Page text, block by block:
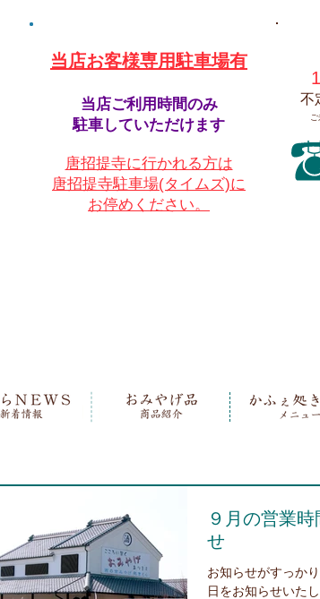
​当店お客様専用駐車場有
当店ご利用時間のみ
駐車していただけます
唐招提寺に行かれる方は
唐招提寺駐車場(タイムズ)に
お停めください。
不
９月の営業時
せ
お知らせがすっか
日をお知らせいた